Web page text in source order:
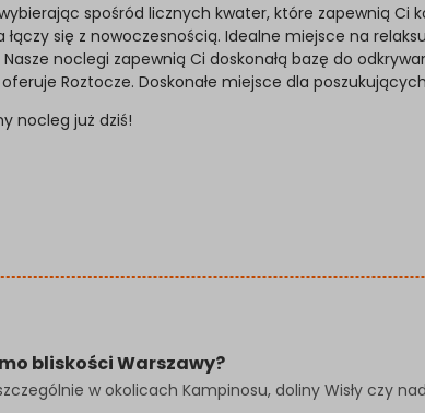
spośród licznych kwater, które zapewnią Ci
się z nowoczesnością. Idealne miejsce na
noclegi zapewnią Ci doskonałą bazę do
Roztocze. Doskonałe miejsce dla
nocleg już dziś!
bliskości Warszawy?
w okolicach Kampinosu, doliny Wisły czy